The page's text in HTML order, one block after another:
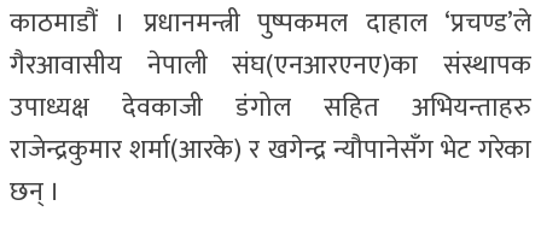
काठमाडौं । प्रधानमन्त्री पुष्पकमल दाहाल ‘प्रचण्ड’ले
गैरआवासीय नेपाली संघ(एनआरएनए)का संस्थापक
उपाध्यक्ष देवकाजी डंगोल सहित अभियन्ताहरु
राजेन्द्रकुमार शर्मा(आरके) र खगेन्द्र न्यौपानेसँग भेट गरेका
छन् ।